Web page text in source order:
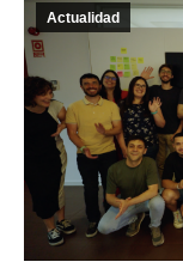
Actualidad